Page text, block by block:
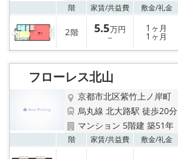
階 家賃/共益費 敷金/礼金
2階 5.5万円
－
1 ヶ月
1 ヶ月
フローレス北山
京都市北区紫竹上ノ岸町
烏丸線 北大路駅 徒歩20分
マンション 5階建 築51年
階 家賃/共益費 敷金/礼金